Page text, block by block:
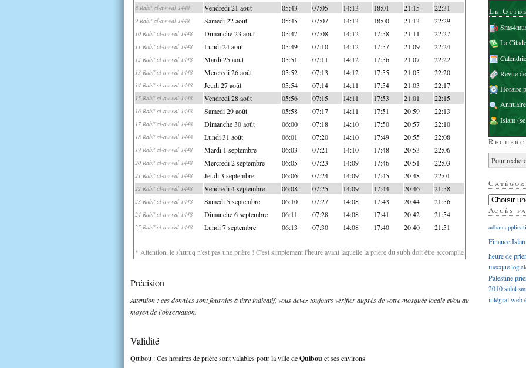
8 Rabi' al-awwal 1448 Vendredi 21 août 05:43 07:05 14:13 18:01 21:15 22:31
9 Rabi' al-awwal 1448 Samedi 22 août 05:45 07:07 14:13 18:00 21:13 22:29
10 Rabi' al-awwal 1448 Dimanche 23 août 05:47 07:08 14:12 17:58 21:11 22:27
11 Rabi' al-awwal 1448 Lundi 24 août 05:49 07:10 14:12 17:57 21:09 22:24
12 Rabi' al-awwal 1448 Mardi 25 août 05:51 07:11 14:12 17:56 21:07 22:22
13 Rabi' al-awwal 1448 Mercredi 26 août 05:52 07:13 14:12 17:55 21:05 22:20
14 Rabi' al-awwal 1448 Jeudi 27 août 05:54 07:14 14:11 17:54 21:03 22:17
15 Rabi' al-awwal 1448 Vendredi 28 août 05:56 07:15 14:11 17:53 21:01 22:15
16 Rabi' al-awwal 1448 Samedi 29 août 05:58 07:17 14:11 17:51 20:59 22:13
17 Rabi' al-awwal 1448 Dimanche 30 août 06:00 07:18 14:10 17:50 20:57 22:10
18 Rabi' al-awwal 1448 Lundi 31 août 06:01 07:20 14:10 17:49 20:55 22:08
19 Rabi' al-awwal 1448 Mardi 1 septembre 06:03 07:21 14:10 17:48 20:53 22:06
20 Rabi' al-awwal 1448 Mercredi 2 septembre 06:05 07:23 14:09 17:46 20:51 22:03
21 Rabi' al-awwal 1448 Jeudi 3 septembre 06:06 07:24 14:09 17:45 20:48 22:01
22 Rabi' al-awwal 1448 Vendredi 4 septembre 06:08 07:25 14:09 17:44 20:46 21:58
23 Rabi' al-awwal 1448 Samedi 5 septembre 06:10 07:27 14:08 17:43 20:44 21:56
24 Rabi' al-awwal 1448 Dimanche 6 septembre 06:11 07:28 14:08 17:41 20:42 21:54
25 Rabi' al-awwal 1448 Lundi 7 septembre 06:13 07:30 14:08 17:40 20:40 21:51
* Attention, le shuruq n'est pas une prière ! C'est simplement l'heure avant laquelle la prière du subh doit être accomplie
Précision
Attention : ces données sont fournies à titre indicatif, vous devez toujours vérifier auprès de votre mosquée locale et/ou au
moyen de l'observation.
Validité
Quibou : Ces horaires de prière sont valables pour la ville deQuibouet ses environs.
Le
La
Revue
Horaire
Islam
Accès
adhan
Finance
heure de
mecque
Palestine
2010salat
intégralweb